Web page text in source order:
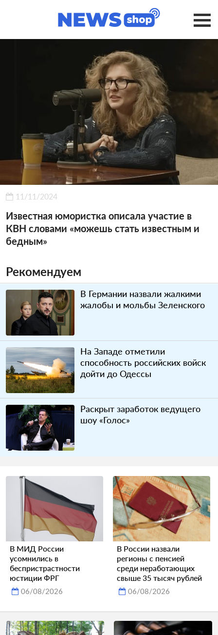
11/11/2024
Известная юмористка описала участие в
КВН словами «можешь стать известным и
бедным»
Рекомендуем
В Германии назвали жалкими
жалобы и мольбы Зеленского
На Западе отметили
способность российских войск
дойти до Одессы
Раскрыт заработок ведущего
шоу «Голос»
В МИД России
усомнились в
беспристрастности
юстиции ФРГ
06/08/2026
В России назвали
регионы с пенсией
среди неработающих
свыше 35 тысяч рублей
06/08/2026